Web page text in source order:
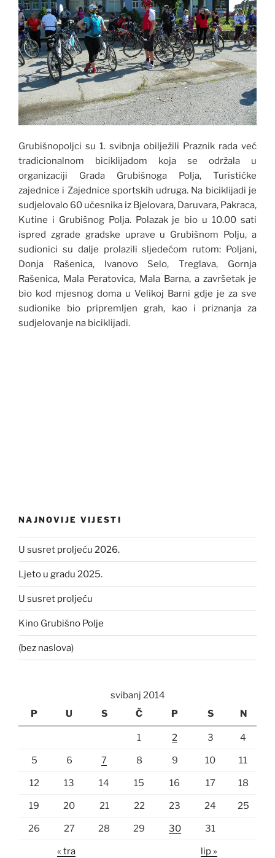
Grubišnopoljci su 1. svibnja obilježili Praznik rada već
tradicionalnom biciklijadom koja se održala u
organizaciji Grada Grubišnoga Polja, Turističke
zajednice i Zajednice sportskih udruga. Na biciklijadi je
sudjelovalo 60 učesnika iz Bjelovara, Daruvara, Pakraca,
Kutine i Grubišnog Polja. Polazak je bio u 10.00 sati
ispred zgrade gradske uprave u Grubišnom Polju, a
sudionici su dalje prolazili sljedećom rutom: Poljani,
Donja Rašenica, Ivanovo Selo, Treglava, Gornja
Rašenica, Mala Peratovica, Mala Barna, a završetak je
bio kod mjesnog doma u Velikoj Barni gdje je za sve
sudionike bio pripremljen grah, kao i priznanja za
sudjelovanje na biciklijadi.
NAJNOVIJE VIJESTI
U susret proljeću 2026.
Ljeto u gradu 2025.
U susret proljeću
Kino Grubišno Polje
(bez naslova)
svibanj 2014
P
U S Č P S N
1 2 3 4
5 6 7 8 9 10 11
12 13 14 15 16 17 18
19 20 21 22 23 24 25
26 27 28 29 30 31
« tra lip »